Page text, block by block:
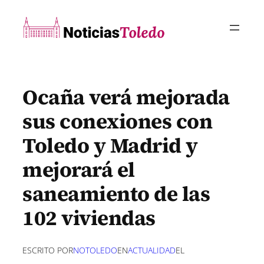
contenido
Ocaña verá mejorada
sus conexiones con
Toledo y Madrid y
mejorará el
saneamiento de las
102 viviendas
ESCRITO PORNOTOLEDOENACTUALIDADEL